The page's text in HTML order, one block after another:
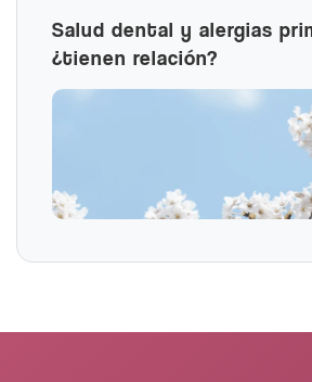
Salud dental y alergias
¿tienen relación?